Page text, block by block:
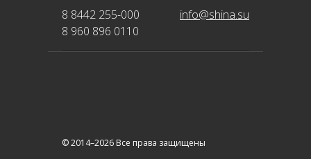
8 8442 255-000
8 960 896 0110
info@shina.su
© 2014–2026 Все права защищены